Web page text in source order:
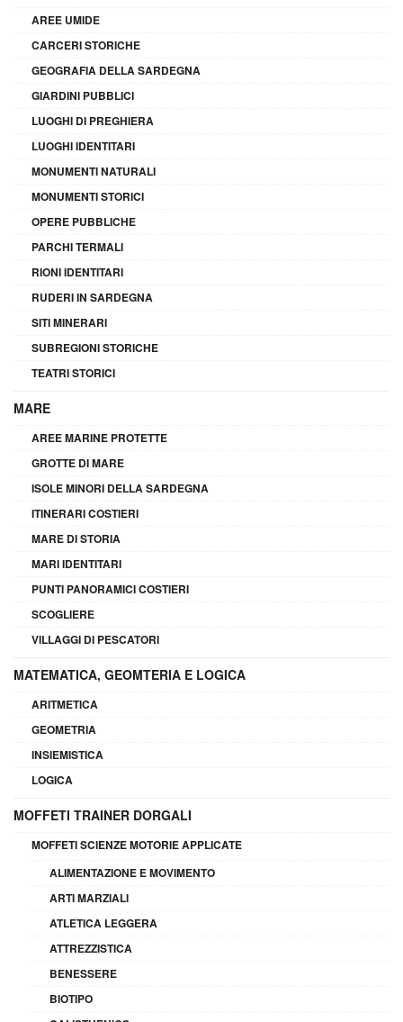
AREE UMIDE
CARCERI STORICHE
GEOGRAFIA DELLA SARDEGNA
GIARDINI PUBBLICI
LUOGHI DI PREGHIERA
LUOGHI IDENTITARI
MONUMENTI NATURALI
MONUMENTI STORICI
OPERE PUBBLICHE
PARCHI TERMALI
RIONI IDENTITARI
RUDERI IN SARDEGNA
SITI MINERARI
SUBREGIONI STORICHE
TEATRI STORICI
MARE
AREE MARINE PROTETTE
GROTTE DI MARE
ISOLE MINORI DELLA SARDEGNA
ITINERARI COSTIERI
MARE DI STORIA
MARI IDENTITARI
PUNTI PANORAMICI COSTIERI
SCOGLIERE
VILLAGGI DI PESCATORI
MATEMATICA, GEOMTERIA E LOGICA
ARITMETICA
GEOMETRIA
INSIEMISTICA
LOGICA
MOFFETI TRAINER DORGALI
MOFFETI SCIENZE MOTORIE APPLICATE
ALIMENTAZIONE E MOVIMENTO
ARTI MARZIALI
ATLETICA LEGGERA
ATTREZZISTICA
BENESSERE
BIOTIPO